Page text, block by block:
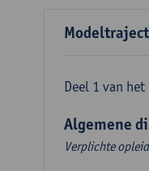
Deel 1 van
Algemene
Verplichte